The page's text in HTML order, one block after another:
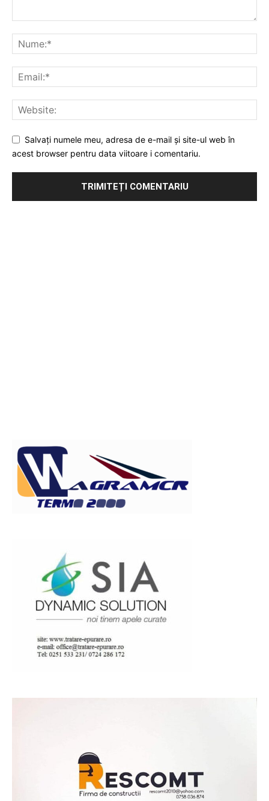
Salvați numele meu, adresa de e-mail și site-ul web în
acest browser pentru data viitoare i comentariu.